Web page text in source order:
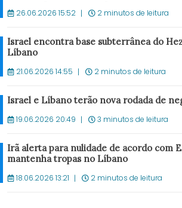
26.06.2026 15:52 2 minutos de leitura
Israel encontra base subterrânea do
Líbano
21.06.2026 14:55 2 minutos de leitura
Israel e Líbano terão nova rodada de
19.06.2026 20:49 3 minutos de leitura
Irã alerta para nulidade de acordo com
mantenha tropas no Líbano
18.06.2026 13:21 2 minutos de leitura